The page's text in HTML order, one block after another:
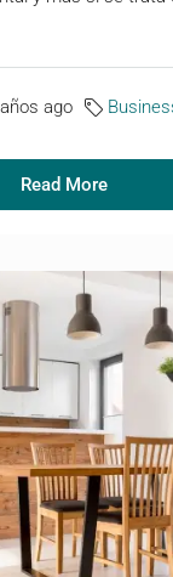
ago
Read More